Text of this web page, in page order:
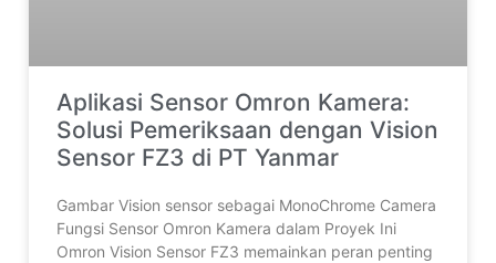
Aplikasi Sensor Omron Kamera:
Solusi Pemeriksaan dengan Vision
Sensor FZ3 di PT Yanmar
Gambar Vision sensor sebagai MonoChrome Camera
Fungsi Sensor Omron Kamera dalam Proyek Ini
Omron Vision Sensor FZ3 memainkan peran penting